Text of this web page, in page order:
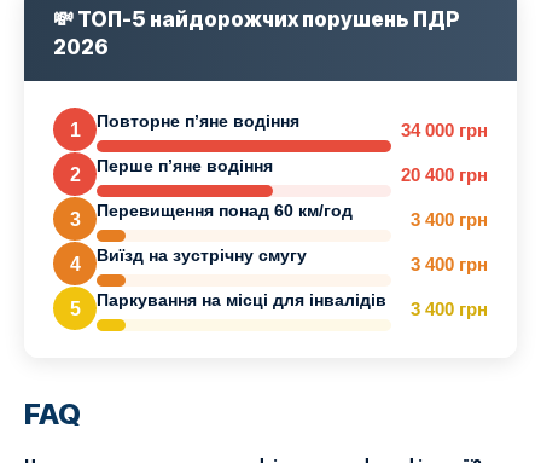
💸 ТОП-5 найдорожчих порушень ПДР
2026
1 Повторне п’яне водіння 34 000 грн
2 Перше п’яне водіння 20 400 грн
3 Перевищення понад 60 км/год 3 400 грн
4 Виїзд на зустрічну смугу 3 400 грн
5 Паркування на місці для інвалідів 3 400 грн
FAQ